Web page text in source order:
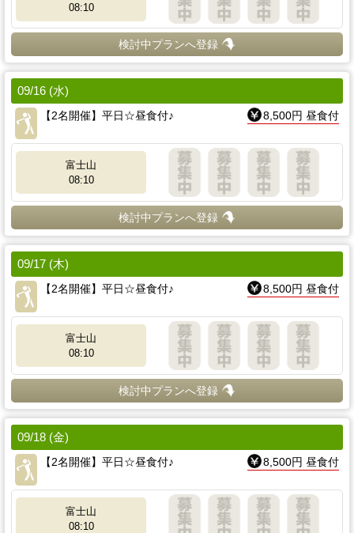
08:10
検討中プランへ登録
09/16 (水)
【2名開催】平日☆昼食付♪
8,500円 昼食付
富士山
08:10
検討中プランへ登録
09/17 (木)
【2名開催】平日☆昼食付♪
8,500円 昼食付
富士山
08:10
検討中プランへ登録
09/18 (金)
【2名開催】平日☆昼食付♪
8,500円 昼食付
富士山
08:10